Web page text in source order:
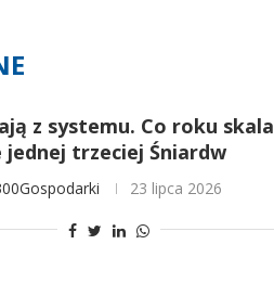
z systemu. Co roku skala
trzeciej Śniardw
23 lipca 2026